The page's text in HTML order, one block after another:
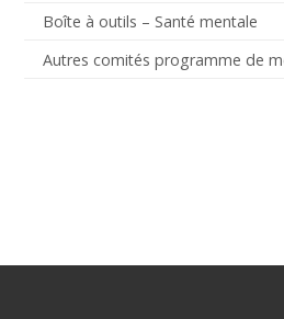
Boîte à outils – Santé mentale
Autres comités programme de